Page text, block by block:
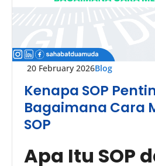
20 February 2026Blog
Kenapa SOP
Bagaimana Cara
SOP
Apa Itu SOP